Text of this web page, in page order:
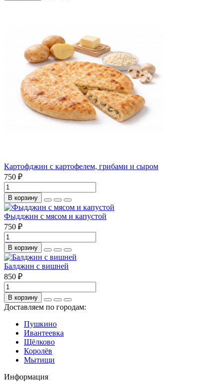
Картофджин с картофелем, грибами и сыром
750 ₽
В корзину
Фыдджин с мясом и капустой
750 ₽
В корзину
Балджин с вишней
850 ₽
В корзину
Доставляем по городам:
Пушкино
Ивантеевка
Щёлково
Королёв
Мытищи
Информация